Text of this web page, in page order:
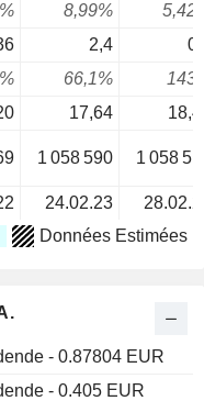
8,99%
2,4
66,1%
17,64
1 058 590 1 058
24.02.23
Données Estimées
- 0.87804 EUR
- 0.405 EUR